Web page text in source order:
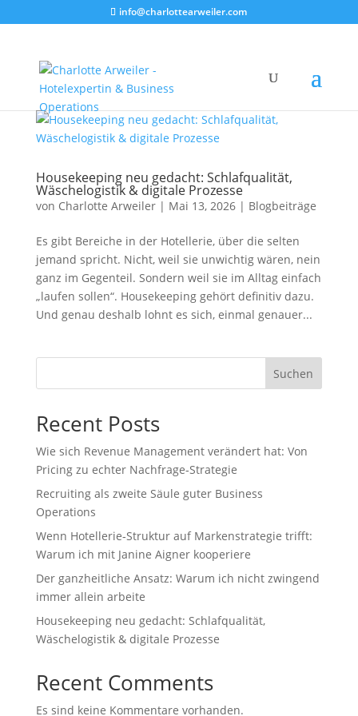
info@charlottearweiler.com
Housekeeping neu gedacht: Schlafqualität,
Wäschelogistik & digitale Prozesse
von Charlotte Arweiler| Mai 13, 2026| Blogbeiträge
Es gibt Bereiche in der Hotellerie, über die selten
jemand spricht. Nicht, weil sie unwichtig wären, nein
ganz im Gegenteil. Sondern weil sie im Alltag einfach
„laufen sollen“. Housekeeping gehört definitiv dazu.
Und genau deshalb lohnt es sich, einmal genauer...
Suchen
Recent Posts
Wie sich Revenue Management verändert hat: Von
Pricing zu echter Nachfrage‑Strategie
Recruiting als zweite Säule guter Business
Operations
Wenn Hotellerie‑Struktur auf Markenstrategie trifft:
Warum ich mit Janine Aigner kooperiere
Der ganzheitliche Ansatz: Warum ich nicht zwingend
immer allein arbeite
Housekeeping neu gedacht: Schlafqualität,
Wäschelogistik & digitale Prozesse
Recent Comments
Es sind keine Kommentare vorhanden.